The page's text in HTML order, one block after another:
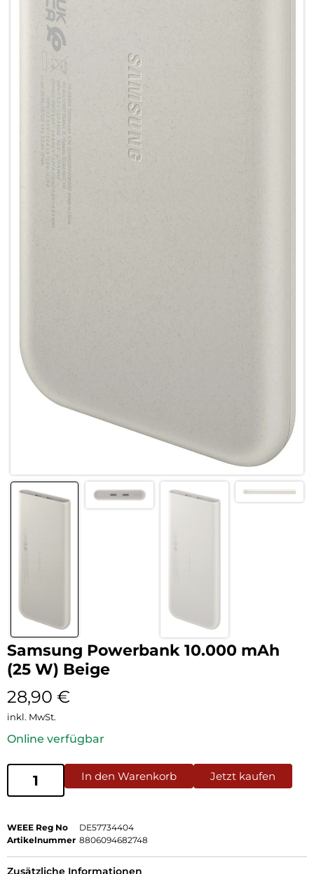
Samsung Powerbank 10.000 mAh
(25 W) Beige
28,90 €
inkl. MwSt.
Online verfügbar
In den Warenkorb Jetzt kaufen
WEEE Reg No
DE57734404
Artikelnummer 8806094682748
Zusätzliche Informationen